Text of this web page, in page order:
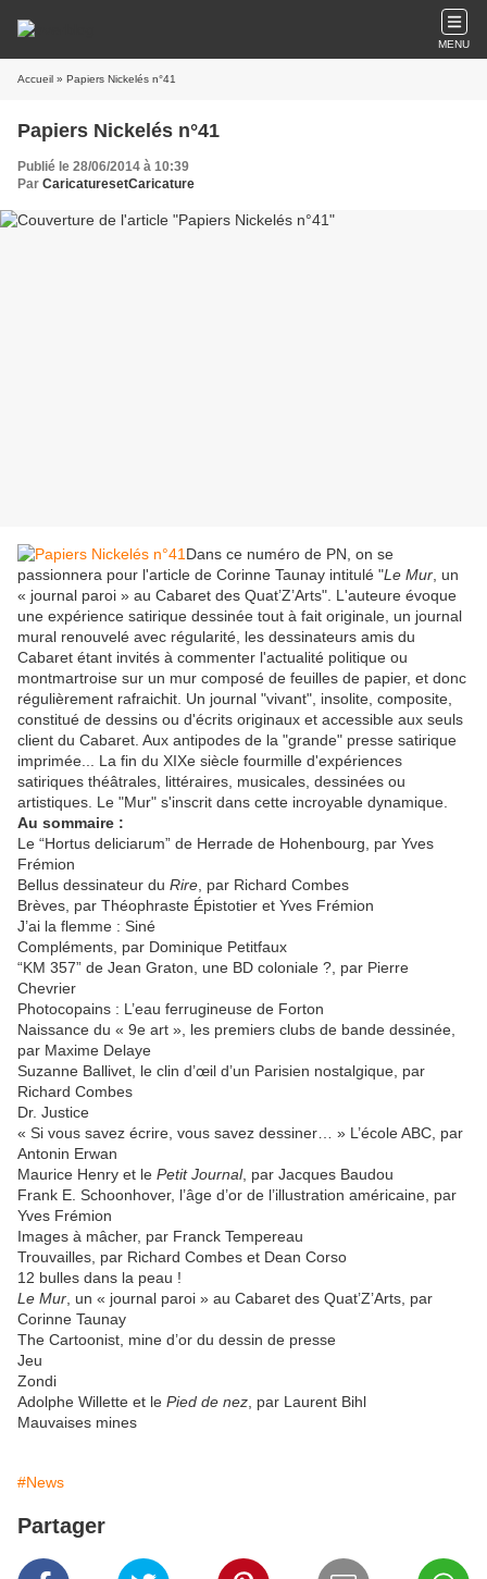
MENU
Accueil » Papiers Nickelés n°41
Papiers Nickelés n°41
Publié le 28/06/2014 à 10:39
Par CaricaturesetCaricature
Dans ce numéro de PN, on se
passionnera pour l'article de Corinne Taunay intitulé "Le Mur , un
« journal paroi » au Cabaret des Quat’Z’Arts". L'auteure évoque
une expérience satirique dessinée tout à fait originale, un journal
mural renouvelé avec régularité, les dessinateurs amis du
Cabaret étant invités à commenter l'actualité politique ou
montmartroise sur un mur composé de feuilles de papier, et donc
régulièrement rafraichit. Un journal "vivant", insolite, composite,
constitué de dessins ou d'écrits originaux et accessible aux seuls
client du Cabaret. Aux antipodes de la "grande" presse satirique
imprimée... La fin du XIXe siècle fourmille d'expériences
satiriques théâtrales, littéraires, musicales, dessinées ou
artistiques. Le "Mur" s'inscrit dans cette incroyable dynamique.
Au sommaire :
Le “Hortus deliciarum” de Herrade de Hohenbourg, par Yves
Frémion
Bellus dessinateur du Rire , par Richard Combes
Brèves, par Théophraste Épistotier et Yves Frémion
J’ai la flemme : Siné
Compléments, par Dominique Petitfaux
“KM 357” de Jean Graton, une BD coloniale ?, par Pierre
Chevrier
Photocopains : L’eau ferrugineuse de Forton
Naissance du « 9e art », les premiers clubs de bande dessinée,
par Maxime Delaye
Suzanne Ballivet, le clin d’œil d’un Parisien nostalgique, par
Richard Combes
Dr. Justice
« Si vous savez écrire, vous savez dessiner… » L’école ABC, par
Antonin Erwan
Maurice Henry et le Petit Journal, par Jacques Baudou
Frank E. Schoonhover, l’âge d’or de l’illustration américaine, par
Yves Frémion
Images à mâcher, par Franck Tempereau
Trouvailles, par Richard Combes et Dean Corso
12 bulles dans la peau !
Le Mur , un « journal paroi » au Cabaret des Quat’Z’Arts, par
Corinne Taunay
The Cartoonist, mine d’or du dessin de presse
Jeu
Zondi
Adolphe Willette et le Pied de nez , par Laurent Bihl
Mauvaises mines
#News
Partager